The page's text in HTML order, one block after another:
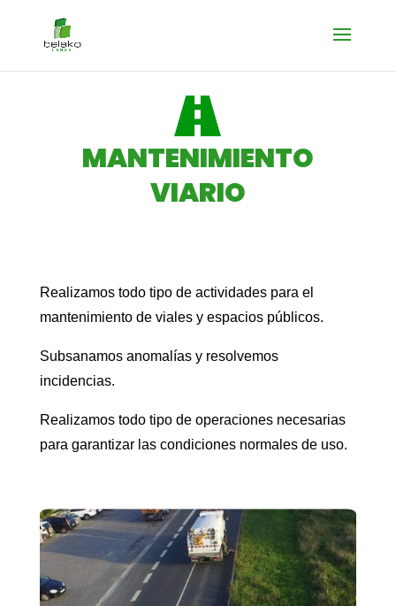
MANTENIMIENTO
VIARIO
Realizamos todo tipo de actividades para el
mantenimiento de viales y espacios públicos.
Subsanamos anomalías y resolvemos
incidencias.
Realizamos todo tipo de operaciones necesarias
para garantizar las condiciones normales de uso.